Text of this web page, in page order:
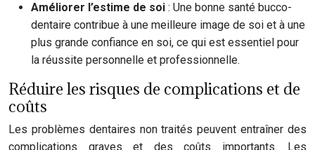
Améliorer l’estime de soi : Une bonne santé bucco-
dentaire contribue à une meilleure image de soi et à une
plus grande confiance en soi, ce qui est essentiel pour
la réussite personnelle et professionnelle.
Réduire les risques de complications et de
coûts
Les problèmes dentaires non traités peuvent entraîner des
complications graves et des coûts importants. Les